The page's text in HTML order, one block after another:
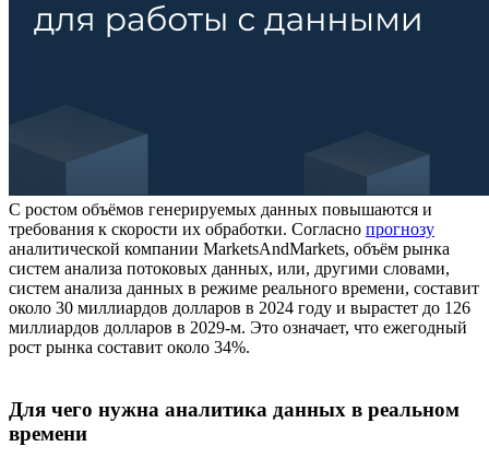
С ростом объёмов генерируемых данных повышаются и
требования к скорости их обработки. Согласно прогнозу
аналитической компании MarketsAndMarkets, объём рынка
систем анализа потоковых данных, или, другими словами,
систем анализа данных в режиме реального времени, составит
около 30 миллиардов долларов в 2024 году и вырастет до 126
миллиардов долларов в 2029-м. Это означает, что ежегодный
рост рынка составит около 34%.
Для чего нужна аналитика данных в реальном
времени